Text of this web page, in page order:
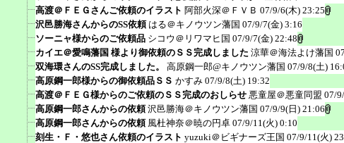
高渡＠ＦＥＧさんご依頼のイラスト 阿部火深＠ＦＶＢ 07/9/6(木) 23:25
沢邑勝海さんからのSS依頼 はる＠キノウツン藩国 07/9/7(金) 3:16
ソーニャ様からのご依頼品 シコウ＠リワマヒ国 07/9/7(金) 22:48
カイエ＠愛鳴藩国 様より御依頼のＳＳ完成しました 涼華＠海法よけ藩国
双海環さんのSS完成しました。
高原鋼一郎@キノウツン藩国 07/9/8(土)
高原鋼一郎様からの御依頼品ＳＳ かすみ 07/9/8(土) 19:32
高渡＠ＦＥＧ様からのご依頼のＳＳ完成のおしらせ 悪童屋＠悪童同盟 07/
高原鋼一郎さんからの依頼 沢邑勝海＠キノウツン藩国 07/9/9(日) 21:06
高原鋼一郎さんからの依頼 風杜神奈＠暁の円卓 07/9/11(火) 0:10
刻生・Ｆ・悠也さん依頼のイラスト yuzuki＠ビギナーズ王国 07/9/11(火)